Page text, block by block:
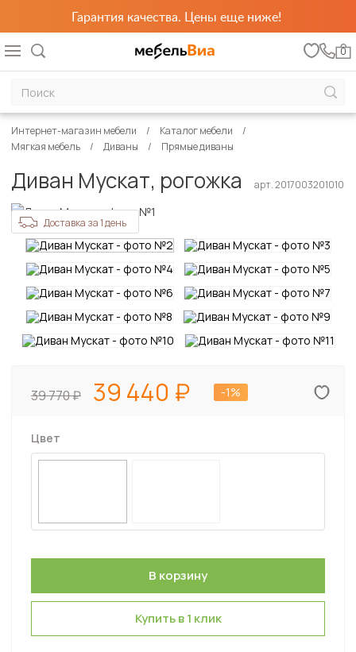
Гарантия качества. Цены еще ниже!
0
Интернет-магазин мебели
Каталог мебели
Мягкая мебель
Диваны Прямые диваны
Диван Мускат, рогожка арт. 2017003201010
Доставка за 1 день
39 770 39 440 -1%
Цвет
Купить в 1 клик